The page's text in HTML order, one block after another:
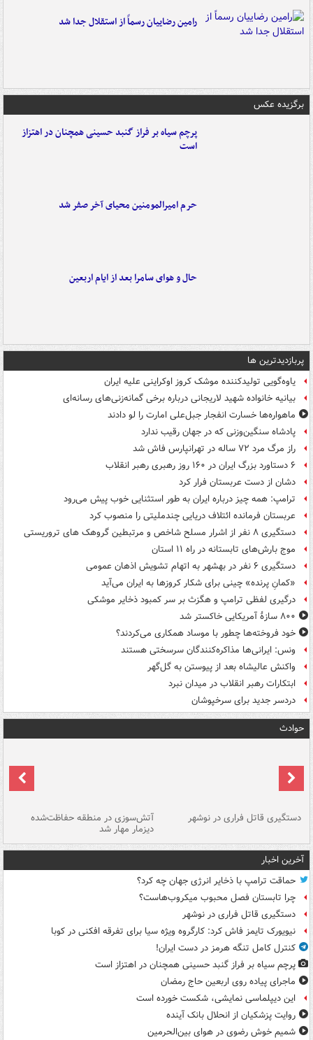
رامین رضاییان رسماً از استقلال جدا شد
برگزیده عکس
پرچم سیاه بر فراز گنبد حسینی همچنان در اهتزاز
است
حرم امیرالمومنین محیای آخر صفر شد
حال و هوای سامرا بعد از ایام اربعین
پربازدیدترین ها
یاوه‌گویی تولیدکننده موشک کروز اوکراینی علیه ایران
بیانیه خانواده شهید لاریجانی درباره برخی گمانه‌زنی‌های رسانه‌ای
ماهواره‌ها خسارت انفجار جبل‌علی امارت را لو دادند
پادشاه سنگین‌وزنی که در جهان رقیب ندارد
راز مرگ مرد ۷۲ ساله در تهرانپارس فاش شد
۶ دستاورد بزرگ ایران در ۱۶۰ روز رهبری رهبر انقلاب
دشان از دست عربستان فرار کرد
ترامپ: همه چیز درباره ایران به طور استثنایی خوب پیش می‌رود
عربستان فرمانده ائتلاف دریایی چندملیتی را منصوب کرد
دستگیری ۸ نفر از اشرار مسلح شاخص و مرتبطین گروهک های تروریستی
موج بارش‌های تابستانه در راه ۱۱ استان
دستگیری ۶ نفر در بهشهر به اتهام تشویش اذهان عمومی
«کمانِ پرنده» چینی برای شکار کروزها به ایران می‌آید
درگیری لفظی ترامپ و هگزث بر سر کمبود ذخایر موشکی
۸۰۰ سازۀ آمریکایی خاکستر شد
خود فروخته‌ها چطور با موساد همکاری می‌کردند؟
ونس: ایرانی‌ها مذاکره‌کنندگان سرسختی هستند
واکنش عالیشاه بعد از پیوستن به گل‌گهر
ابتکارات رهبر انقلاب در میدان نبرد
دردسر جدید برای سرخپوشان
حوادث
دستگیری قاتل فراری در نوشهر آتش‌سوزی در منطقه حفاظت‌شده
دیزمار مهار شد
آخرین اخبار
حماقت ترامپ با ذخایر انرژی جهان چه کرد؟
چرا تابستان فصل محبوب میکروب‌هاست؟
دستگیری قاتل فراری در نوشهر
نیویورک تایمز فاش کرد: کارگروه ویژه سیا برای تفرقه افکنی در کوبا
کنترل کامل تنگه هرمز در دست ایران!
پرچم سیاه بر فراز گنبد حسینی همچنان در اهتزاز است
ماجرای پیاده روی اربعین حاج رمضان
این دیپلماسی نمایشی، شکست خورده است
روایت پزشکیان از انحلال بانک آینده
شمیم خوش رضوی در هوای بین‌الحرمین